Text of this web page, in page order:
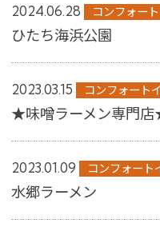
2024.06.28 コンフォー
ひたち海浜公園
2023.03.15 コンフォート
★味噌ラーメン専門
2023.01.09 コンフォート
水郷ラーメン